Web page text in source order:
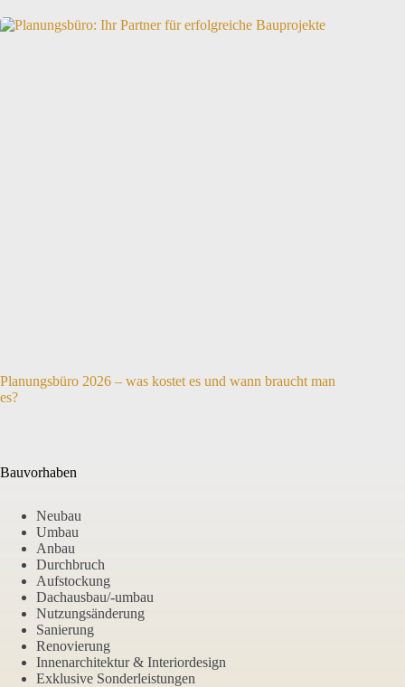
Planungsbüro 2026 – was kostet es und wann braucht man
es?
Bauvorhaben
Neubau
Umbau
Anbau
Durchbruch
Aufstockung
Dachausbau/-umbau
Nutzungsänderung
Sanierung
Renovierung
Innenarchitektur & Interiordesign
Exklusive Sonderleistungen